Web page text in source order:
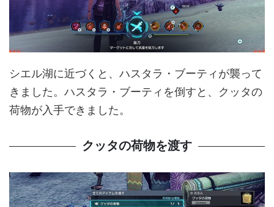
シエル湖に近づくと、ハスタラ・ブーティが襲って
きました。ハスタラ・ブーティを倒すと、クッタの
荷物が入手できました。
クッタの荷物を渡す